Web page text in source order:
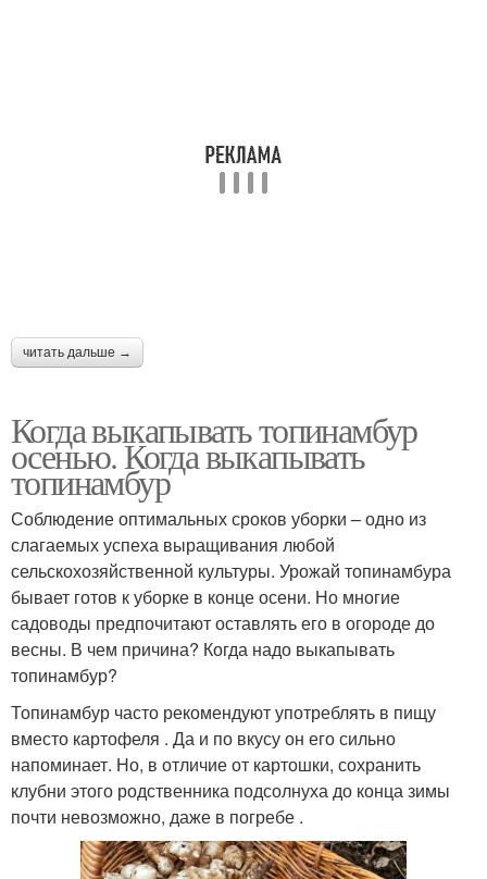
читать дальше →
Когда выкапывать топинамбур
осенью. Когда выкапывать
топинамбур
Соблюдение оптимальных сроков уборки – одно из
слагаемых успеха выращивания любой
сельскохозяйственной культуры. Урожай топинамбура
бывает готов к уборке в конце осени. Но многие
садоводы предпочитают оставлять его в огороде до
весны. В чем причина? Когда надо выкапывать
топинамбур?
Топинамбур часто рекомендуют употреблять в пищу
вместо картофеля . Да и по вкусу он его сильно
напоминает. Но, в отличие от картошки, сохранить
клубни этого родственника подсолнуха до конца зимы
почти невозможно, даже в погребе .